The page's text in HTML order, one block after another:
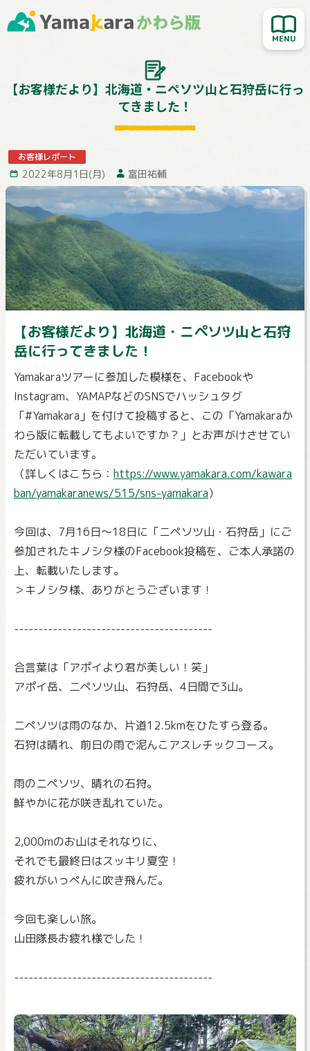
新着記事を読む
Yamakara登山教室
お客様レポート
お問い合わせ
【お客様だより】北海道・ニペソツ山と石狩岳に行っ
てきました！
お客様レポート
2022年8月1日(月) 富田祐輔
【お客様だより】北海道・ニペソツ山と石狩
岳に行ってきました！
Yamakaraツアーに参加した模様を、Facebookや
Instagram、YAMAPなどのSNSでハッシュタグ
「#Yamakara」を付けて投稿すると、この「Yamakaraか
わら版に転載してもよいですか？」とお声がけさせてい
ただいています。
（詳しくはこちら： https://www.yamakara.com/kawara
ban/yamakaranews/515/sns-yamakara）
今回は、7月16日～18日に「ニペソツ山・石狩岳」にご
参加されたキノシタ様のFacebook投稿を、ご本人承諾の
上、転載いたします。
＞キノシタ様、ありがとうございます！
-----------------------------------------
合言葉は「アポイより君が美しい！笑」
アポイ岳、ニペソツ山、石狩岳、4日間で3山。
ニペソツは雨のなか、片道12.5kmをひたすら登る。
石狩は晴れ、前日の雨で泥んこアスレチックコース。
雨のニペソツ、晴れの石狩。
鮮やかに花が咲き乱れていた。
2,000mのお山はそれなりに、
それでも最終日はスッキリ夏空！
疲れがいっぺんに吹き飛んだ。
今回も楽しい旅。
山田隊長お疲れ様でした！
-----------------------------------------